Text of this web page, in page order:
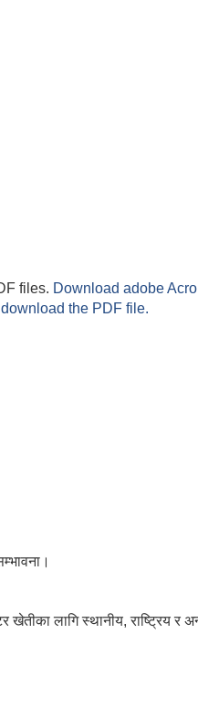
files. Download adobe
the PDF file.
लागि स्थानीय, राष्ट्रिय र